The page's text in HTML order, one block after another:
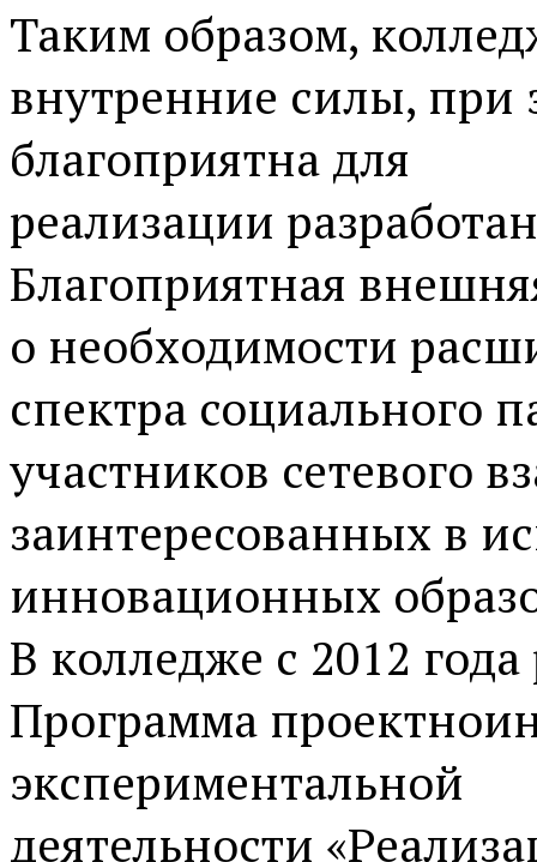
Таким образом,
внутренние силы, при
благоприятна для
реализации
Благоприятная
о необходимости
спектра социального
участников сетевого
заинтересованных в
инновационных
В колледже с 2012
Программа
экспериментальной
деятельности